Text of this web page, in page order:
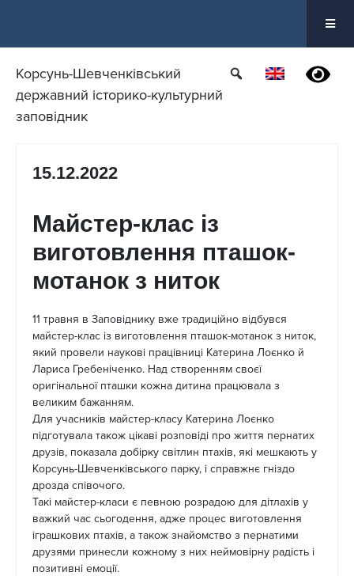
Корсунь-Шевченківський
державний історико-культурний
заповідник
15.12.2022
Майстер-клас із
виготовлення пташок-
мотанок з ниток
11 травня в Заповіднику вже традиційно відбувся
майстер-клас із виготовлення пташок-мотанок з ниток,
який провели наукові працівниці Катерина Лоєнко й
Лариса Гребеніченко. Над створенням своєї
оригінальної пташки кожна дитина працювала з
великим бажанням.
Для учасників майстер-класу Катерина Лоєнко
підготувала також цікаві розповіді про життя пернатих
друзів, показала добірку світлин птахів, які мешкають у
Корсунь-Шевченківського парку, і справжнє гніздо
дрозда співочого.
Такі майстер-класи є певною розрадою для дітлахів у
важкий час сьогодення, адже процес виготовлення
іграшкових птахів, а також знайомство з пернатими
друзями принесли кожному з них неймовірну радість і
позитивні емоції.